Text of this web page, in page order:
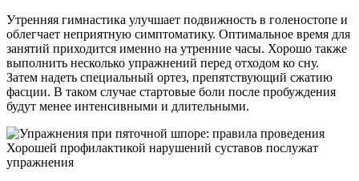
Утренняя гимнастика улучшает подвижность в голеностопе и
облегчает неприятную симптоматику. Оптимальное время для
занятий приходится именно на утренние часы. Хорошо также
выполнить несколько упражнений перед отходом ко сну.
Затем надеть специальный ортез, препятствующий сжатию
фасции. В таком случае стартовые боли после пробуждения
будут менее интенсивными и длительными.
Хорошей профилактикой нарушений суставов послужат
упражнения